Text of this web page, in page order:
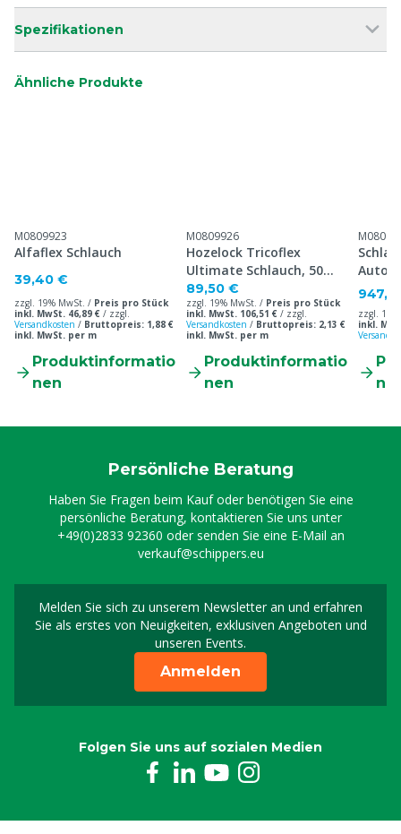
Spezifikationen
Ähnliche Produkte
M0809923
Alfaflex Schlauch
39,40 €
zzgl. 19% MwSt. / Preis pro Stück
inkl. MwSt. 46,89 € / zzgl.
Versandkosten / Bruttopreis: 1,88 €
inkl. MwSt. per m
Produktinformatio
nen
M0809926
Hozelock Tricoflex
Ultimate Schlauch, 50
Meter
89,50 €
zzgl. 19% MwSt. / Preis pro Stück
inkl. MwSt. 106,51 € / zzgl.
Versandkosten / Bruttopreis: 2,13 €
inkl. MwSt. per m
Produktinformatio
nen
HD-
zzgl.
inkl.
Persönliche Beratung
Haben Sie Fragen beim Kauf oder benötigen Sie eine
persönliche Beratung, kontaktieren Sie uns unter
+49(0)2833 92360 oder senden Sie eine E-Mail an
verkauf@schippers.eu
Melden Sie sich zu unserem Newsletter an und erfahren
Sie als erstes von Neuigkeiten, exklusiven Angeboten und
unseren Events.
Melden Sie sich für
Anmelden
Folgen Sie uns auf sozialen Medien